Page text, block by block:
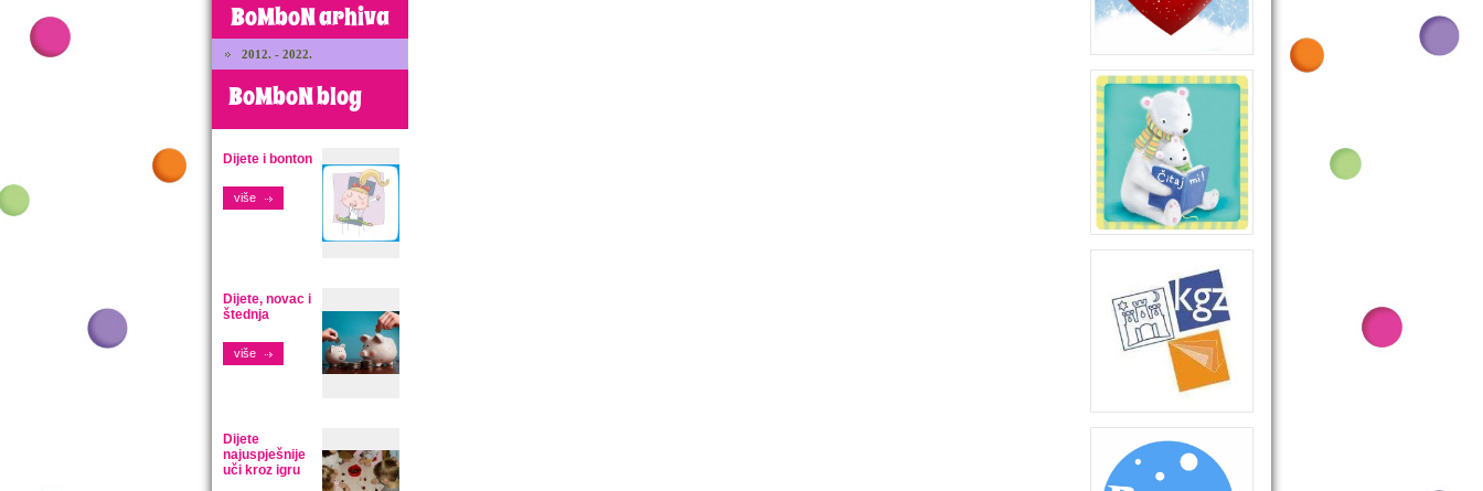
BoMboN arhiva
2012. - 2022.
BoMboN blog
Dijete i bonton
više
Dijete, novac i
štednja
više
Dijete
najuspješnije
uči kroz igru